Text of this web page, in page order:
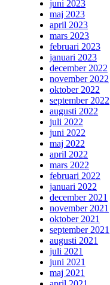
juni 2023
maj 2023
april 2023
mars 2023
februari 2023
januari 2023
december 2022
november 2022
oktober 2022
september 2022
augusti 2022
juli 2022
juni 2022
maj 2022
april 2022
mars 2022
februari 2022
januari 2022
december 2021
november 2021
oktober 2021
september 2021
augusti 2021
juli 2021
juni 2021
maj 2021